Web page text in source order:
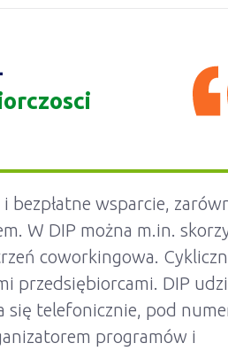
bezpłatne wsparcie,
W DIP można m.in.
coworkingowa.
przedsiębiorcami. DIP
się telefonicznie, pod
programów i